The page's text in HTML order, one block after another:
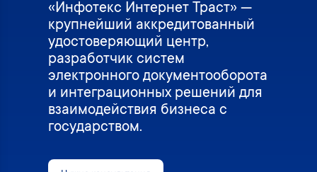
«Инфотекс Интернет Траст» —
крупнейший аккредитованный
удостоверяющий центр,
разработчик систем
электронного документооборота
и интеграционных решений для
взаимодействия бизнеса с
государством.